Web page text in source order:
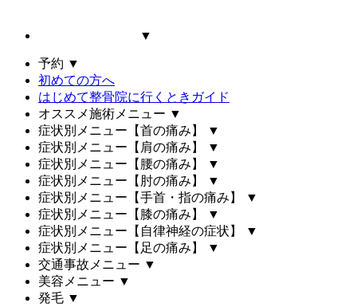
▼
予約 ▼
初めての方へ
はじめて整骨院に行くときガイド
オススメ施術メニュー ▼
症状別メニュー【首の痛み】
▼
症状別メニュー【肩の痛み】
▼
症状別メニュー【腰の痛み】
▼
症状別メニュー【肘の痛み】
▼
症状別メニュー【手首・指の痛み】
▼
症状別メニュー【膝の痛み】
▼
症状別メニュー【自律神経の症状】
▼
症状別メニュー【足の痛み】
▼
交通事故メニュー ▼
美容メニュー ▼
発毛 ▼